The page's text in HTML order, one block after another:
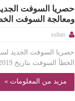
ومعالجة السوفت
sultan
الخطأ السوفت بتاريخ 17/12/2019 تغيير شكل القوائم لاندرويد سرعة استج...
مزيد من المعلومات »